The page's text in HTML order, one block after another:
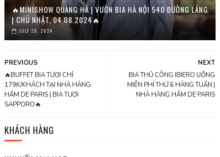
🔥MINISHOW QUANG HÀ | VƯỜN BIA HÀ NỘI 540 ĐƯỜNG LÁNG
| CHỦ NHẬT, 04.08.2024🔥
JULY 29, 2024
NEXT
BIA THỦ CÔNG IBIERO UỐNG
MIỄN PHÍ THỨ 6 HÀNG TUẦN |
NHÀ HÀNG HẦM DE PARIS
PREVIOUS
🔥BUFFET BIA TƯƠI CHỈ
179K/KHÁCH TẠI NHÀ HÀNG
HẦM DE PARIS | BIA TƯƠI
SAPPORO🔥
KHÁCH HÀNG